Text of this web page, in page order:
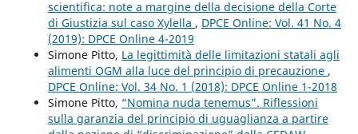
scientifica: note a margine della decisione della Corte
di Giustizia sul caso Xylella , DPCE Online: Vol. 41 No. 4
(2019): DPCE Online 4-2019
Simone Pitto, La legittimità delle limitazioni statali agli
alimenti OGM alla luce del principio di precauzione ,
DPCE Online: Vol. 34 No. 1 (2018): DPCE Online 1-2018
Simone Pitto, “Nomina nuda tenemus”. Riflessioni
sulla garanzia del principio di uguaglianza a partire